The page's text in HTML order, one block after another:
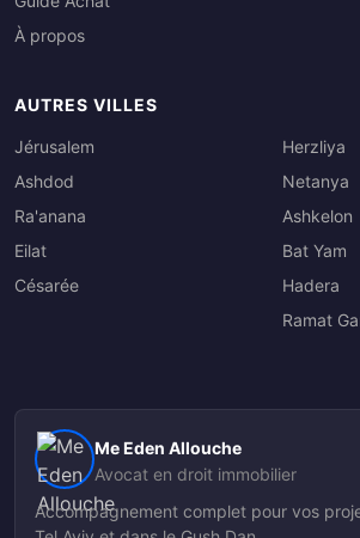
À propos
AUTRES VILLES
Jérusalem
Ashdod
Ra'anana
Eilat
Césarée
Herzliya
Netanya
Ashkelon
Bat Yam
Hadera
Ramat
Me Eden Allouche
Avocat en droit immobilier
Accompagnement complet pour vos